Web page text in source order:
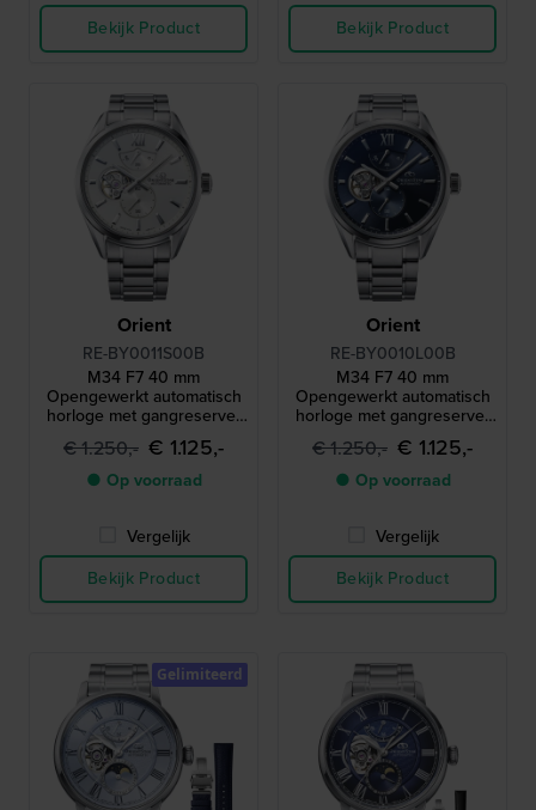
Bekijk Product
Bekijk Product
Orient
RE-BY0011S00B
M34 F7 40 mm
Opengewerkt automatisch
horloge met gangreserve-
indicator
€ 1.250,- € 1.125,-
● Op voorraad
Vergelijk
Bekijk Product
Orient
RE-BY0010L00B
M34 F7 40 mm
Opengewerkt automatisch
horloge met gangreserve-
indicator
€ 1.250,- € 1.125,-
● Op voorraad
Vergelijk
Bekijk Product
Gelimiteerd